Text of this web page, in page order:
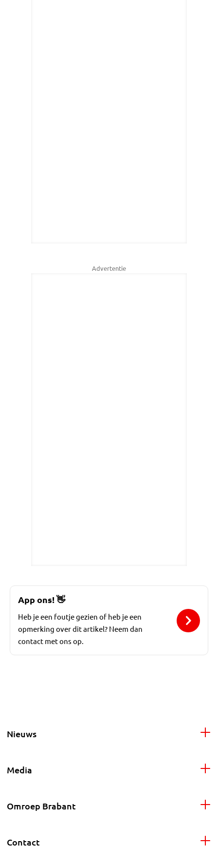
Advertentie
App ons!👋
Heb je een foutje gezien of heb je een
opmerking over dit artikel? Neem dan
contact met ons op.
Nieuws
Media
Omroep Brabant
Contact